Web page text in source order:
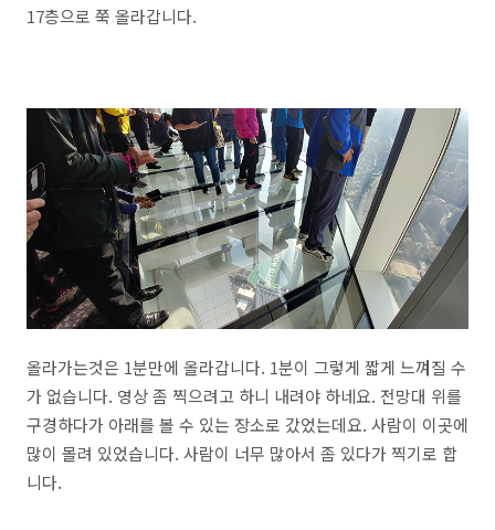
17층으로 쭉 올라갑니다.
올라가는것은 1분만에 올라갑니다. 1분이 그렇게 짧게 느껴질 수
가 없습니다. 영상 좀 찍으려고 하니 내려야 하네요. 전망대 위를
구경하다가 아래를 볼 수 있는 장소로 갔었는데요. 사람이 이곳에
많이 몰려 있었습니다. 사람이 너무 많아서 좀 있다가 찍기로 합
니다.